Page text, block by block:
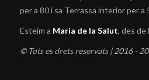
per a 80 i sa Terrassa interior per a
Esteim a Maria de la Salut, des de
© Tots es drets reservats | 2016 -